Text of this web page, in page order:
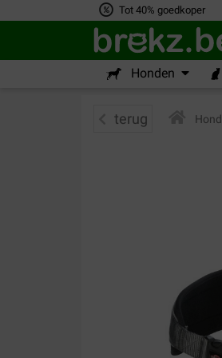
Tot 40% goedkoper
Honden
terug Hond